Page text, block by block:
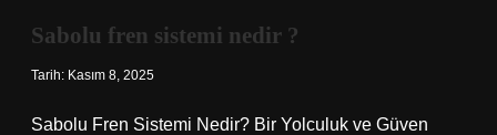
Sabolu fren sistemi nedir ?
Tarih: Kasım 8, 2025
Sabolu Fren Sistemi Nedir? Bir Yolculuk ve Güven